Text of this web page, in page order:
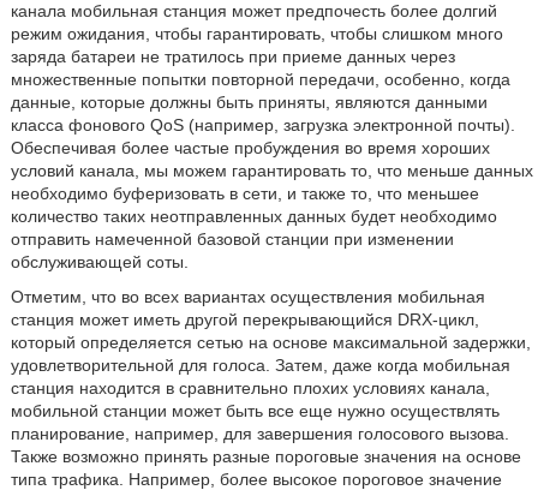
канала мобильная станция может предпочесть более долгий
режим ожидания, чтобы гарантировать, чтобы слишком много
заряда батареи не тратилось при приеме данных через
множественные попытки повторной передачи, особенно, когда
данные, которые должны быть приняты, являются данными
класса фонового QoS (например, загрузка электронной почты).
Обеспечивая более частые пробуждения во время хороших
условий канала, мы можем гарантировать то, что меньше данных
необходимо буферизовать в сети, и также то, что меньшее
количество таких неотправленных данных будет необходимо
отправить намеченной базовой станции при изменении
обслуживающей соты.
Отметим, что во всех вариантах осуществления мобильная
станция может иметь другой перекрывающийся DRX-цикл,
который определяется сетью на основе максимальной задержки,
удовлетворительной для голоса. Затем, даже когда мобильная
станция находится в сравнительно плохих условиях канала,
мобильной станции может быть все еще нужно осуществлять
планирование, например, для завершения голосового вызова.
Также возможно принять разные пороговые значения на основе
типа трафика. Например, более высокое пороговое значение